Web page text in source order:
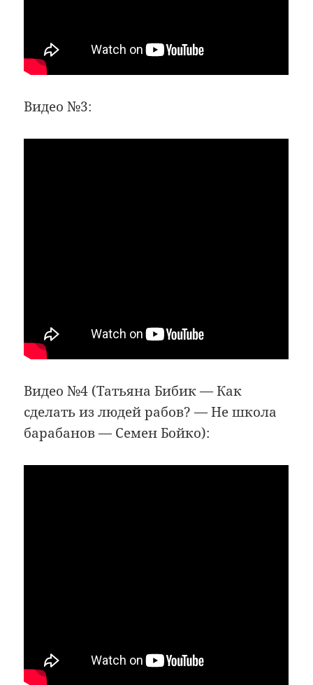
Видео №3:
Видео №4 (Татьяна Бибик — Как
сделать из людей рабов? — Не школа
барабанов — Семен Бойко):